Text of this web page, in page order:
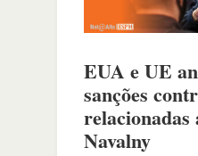
EUA e UE
sanções
relacionadas
Navalny